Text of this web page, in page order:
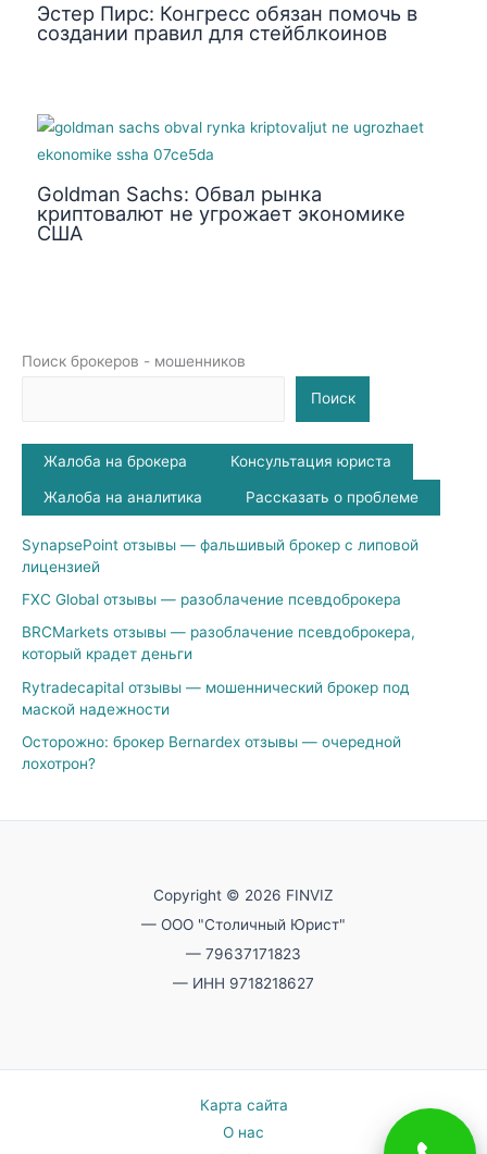
Поиск брокеров - мошенников
Поиск
Жалоба на брокера Консультация юриста
Жалоба на аналитика Рассказать о проблеме
SynapsePoint отзывы — фальшивый брокер с липовой
лицензией
FXC Global отзывы — разоблачение псевдоброкера
BRCMarkets отзывы — разоблачение псевдоброкера,
который крадет деньги
Rytradecapital отзывы — мошеннический брокер под
маской надежности
Осторожно: брокер Bernardex отзывы — очередной
лохотрон?
Эстер Пирс: Конгресс обязан помочь в
создании правил для стейблкоинов
Goldman Sachs: Обвал рынка
криптовалют не угрожает экономике
США
Copyright © 2026 FINVIZ
— ООО "Столичный Юрист"
— 79637171823
— ИНН 9718218627
Карта сайта
О нас